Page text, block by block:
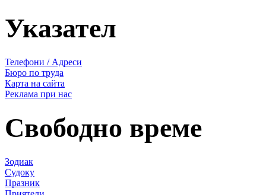
Указател
Телефони / Адреси
Бюро по труда
Карта на сайта
Реклама при нас
Свободно време
Зодиак
Судоку
Празник